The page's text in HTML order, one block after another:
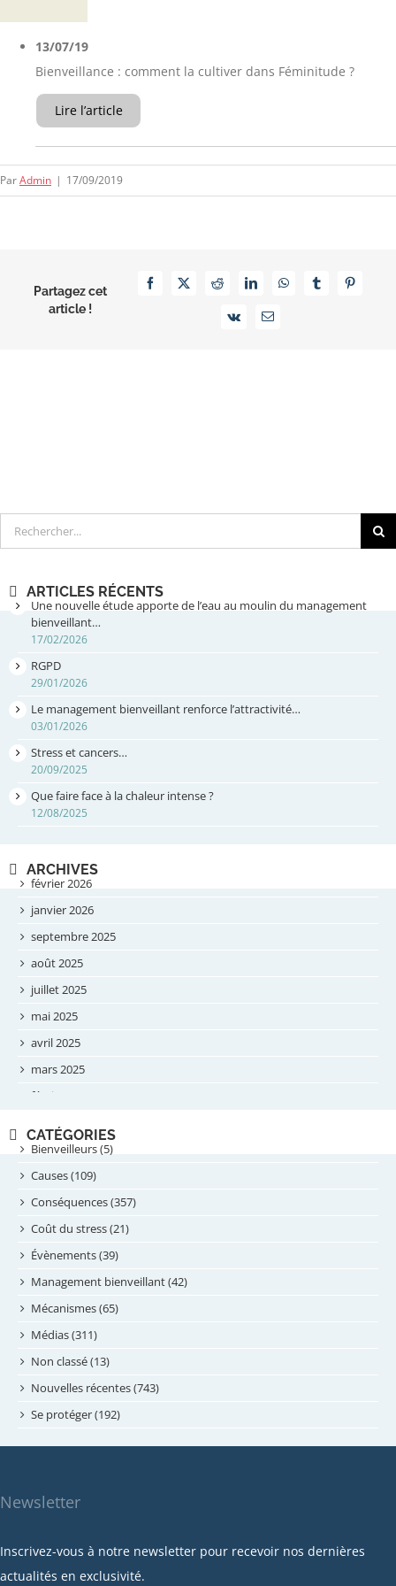
13/07/19
Bienveillance : comment la cultiver dans Féminitude ?
Lire l’article
ParAdmin | 17/09/2019
Partagez cet
article !
Facebook
X RedditLinkedInWhatsAppTumblrPinterest
Vk Email
Rechercher
ARTICLES RÉCENTS
Une nouvelle étude apporte de l’eau au moulin du management
bienveillant…
17/02/2026
RGPD
29/01/2026
Le management bienveillant renforce l’attractivité…
03/01/2026
Stress et cancers…
20/09/2025
Que faire face à la chaleur intense ?
12/08/2025
ARCHIVES
février 2026
janvier 2026
septembre 2025
août 2025
juillet 2025
mai 2025
avril 2025
mars 2025
février 2025
septembre 2024
août 2024
juillet 2024
juin 2024
mai 2024
avril 2024
février 2024
janvier 2024
novembre 2023
octobre 2023
septembre 2023
mars 2023
janvier 2023
décembre 2022
CATÉGORIES
Bienveilleurs (5)
Causes (109)
Conséquences (357)
Coût du stress (21)
Évènements (39)
Management bienveillant (42)
Mécanismes (65)
Médias (311)
Non classé (13)
Nouvelles récentes (743)
Se protéger (192)
Newsletter
Inscrivez-vous à notre newsletter pour recevoir nos dernières
actualités en exclusivité.